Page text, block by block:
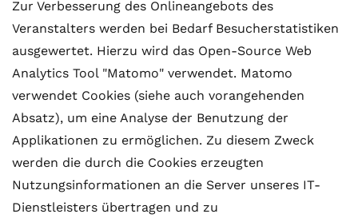
Zur Verbesserung des Onlineangebots des
Veranstalters werden bei Bedarf Besucherstatistiken
ausgewertet. Hierzu wird das Open-Source Web
Analytics Tool "Matomo" verwendet. Matomo
verwendet Cookies (siehe auch vorangehenden
Absatz), um eine Analyse der Benutzung der
Applikationen zu ermöglichen. Zu diesem Zweck
werden die durch die Cookies erzeugten
Nutzungsinformationen an die Server unseres IT-
Dienstleisters übertragen und zu